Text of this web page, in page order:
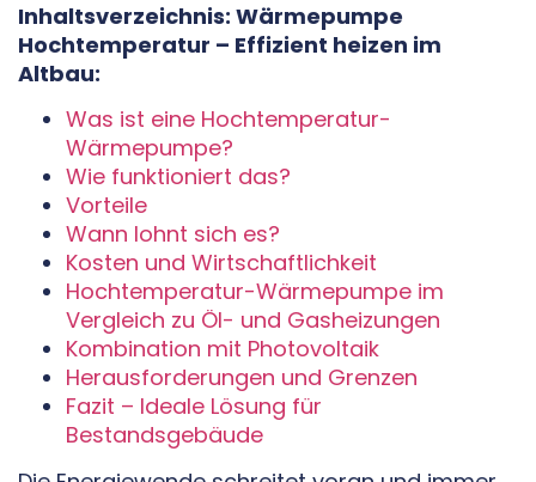
Inhaltsverzeichnis: Wärmepumpe
Hochtemperatur – Effizient heizen im
Altbau:
Was ist eine Hochtemperatur-
Wärmepumpe?
Wie funktioniert das?
Vorteile
Wann lohnt sich es?
Kosten und Wirtschaftlichkeit
Hochtemperatur-Wärmepumpe im
Vergleich zu Öl- und Gasheizungen
Kombination mit Photovoltaik
Herausforderungen und Grenzen
Fazit – Ideale Lösung für
Bestandsgebäude